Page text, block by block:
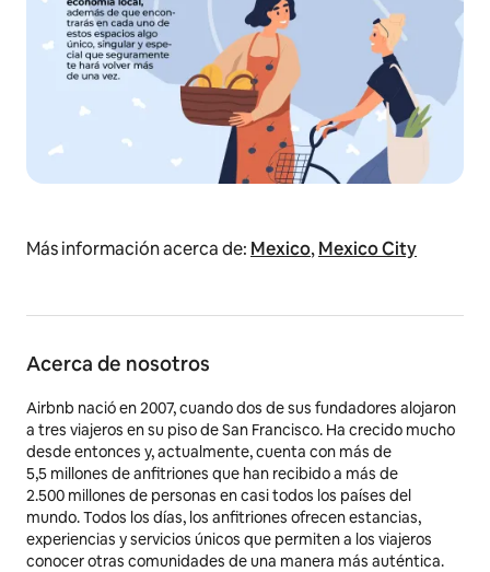
Más información acerca de: Mexico,Mexico City
Acerca de nosotros
Airbnb nació en 2007, cuando dos de sus fundadores alojaron
a tres viajeros en su piso de San Francisco. Ha crecido mucho
desde entonces y, actualmente, cuenta con más de
5,5 millones de anfitriones que han recibido a más de
2.500 millones de personas en casi todos los países del
mundo. Todos los días, los anfitriones ofrecen estancias,
experiencias y servicios únicos que permiten a los viajeros
conocer otras comunidades de una manera más auténtica.